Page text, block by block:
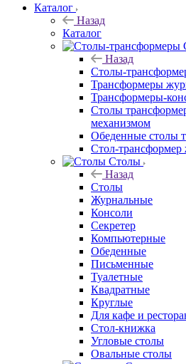
Каталог
Назад
Каталог
Назад
Столы-
Трансформеры
Трансформеры-
Столы
механизмом
Обеденные столы
Стол-
Столы
Назад
Столы
Журнальные
Консоли
Секретер
Компьютерные
Обеденные
Письменные
Туалетные
Квадратные
Круглые
Для кафе и
Стол-книжка
Угловые столы
Овальные столы